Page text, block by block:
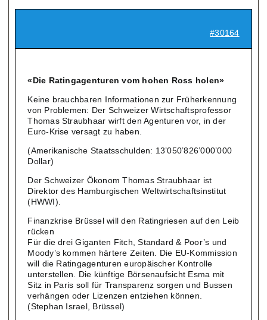
#30164
«Die Ratingagenturen vom hohen Ross holen»
Keine brauchbaren Informationen zur Früherkennung
von Problemen: Der Schweizer Wirtschaftsprofessor
Thomas Straubhaar wirft den Agenturen vor, in der
Euro-Krise versagt zu haben.
(Amerikanische Staatsschulden: 13’050’826’000’000
Dollar)
Der Schweizer Ökonom Thomas Straubhaar ist
Direktor des Hamburgischen Weltwirtschaftsinstitut
(HWWI).
Finanzkrise Brüssel will den Ratingriesen auf den Leib
rücken
Für die drei Giganten Fitch, Standard & Poor’s und
Moody’s kommen härtere Zeiten. Die EU-Kommission
will die Ratingagenturen europäischer Kontrolle
unterstellen. Die künftige Börsenaufsicht Esma mit
Sitz in Paris soll für Transparenz sorgen und Bussen
verhängen oder Lizenzen entziehen können.
(Stephan Israel, Brüssel)